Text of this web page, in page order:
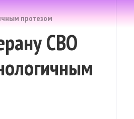
протезом
СВО